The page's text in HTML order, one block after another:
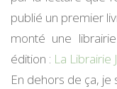
publié un premier
monté une
édition : La Librairie
En dehors de ça,